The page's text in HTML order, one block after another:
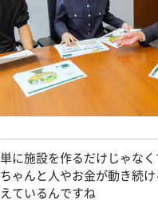
単に施設を作るだけじゃな
ちゃんと人やお金が動き続
えているんですね